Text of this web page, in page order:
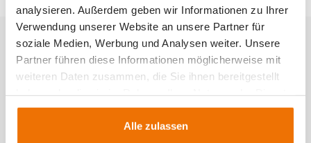
analysieren. Außerdem geben wir Informationen zu Ihrer
Verwendung unserer Website an unsere Partner für
soziale Medien, Werbung und Analysen weiter. Unsere
Partner führen diese Informationen möglicherweise mit
weiteren Daten zusammen, die Sie ihnen bereitgestellt
gesammelt haben.
Alle zulassen
Aktuelles
Die JMS-Gruppe dankt für die lang­
jährige Mitarbeit
Herzliche Gratulation zu den